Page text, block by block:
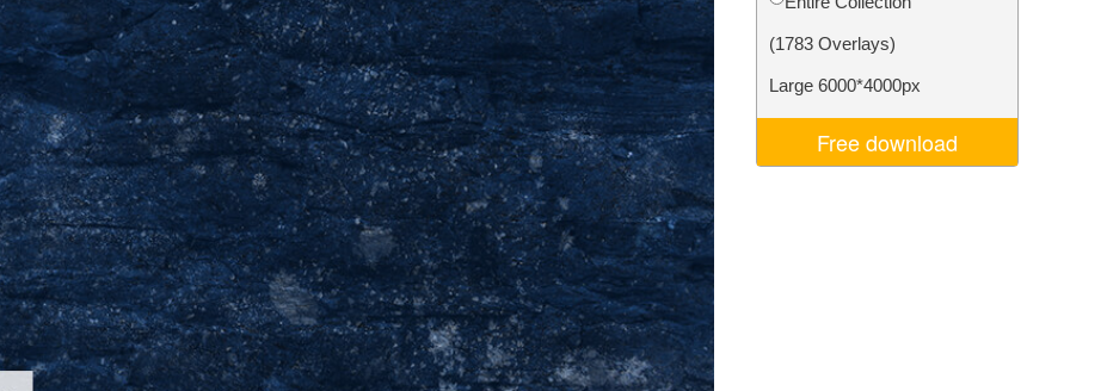
Produktfotoredigering Fotoredigering af smykker AI-træningsdata
(1783 Overlays)
Large 6000*4000px
Free download